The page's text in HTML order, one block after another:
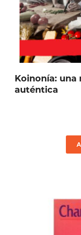
Koinonía: una
auténtica